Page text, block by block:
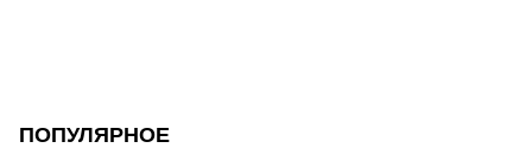
ПОПУЛЯРНОЕ